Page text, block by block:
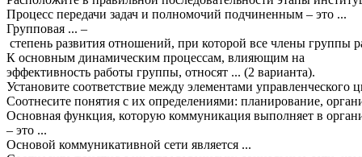
Процесс передачи задач и полномочий подчиненным – это ...
Групповая ... –
степень развития отношений, при которой все члены группы
К основным динамическим процессам, влияющим на
эффективность работы группы, относят ... (2 варианта).
Установите соответствие между элементами управленческого
Соотнесите понятия с их определениями: планирование,
Основная функция, которую коммуникация выполняет в
– это ...
Основой коммуникативной сети является ...